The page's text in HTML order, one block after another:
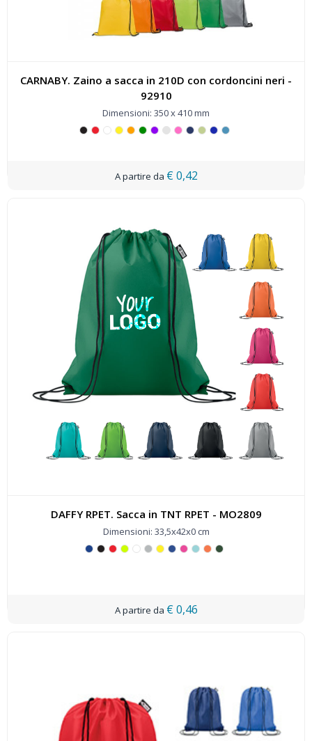
CARNABY. Zaino a sacca in 210D con cordoncini neri -
92910
Dimensioni: 350 x 410 mm
€ 0,42
DAFFY RPET. Sacca in TNT RPET - MO2809
Dimensioni: 33,5x42x0 cm
€ 0,46